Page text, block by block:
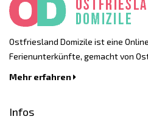
Ostfriesland Domizile ist eine
Ferienunterkünfte, gemacht von
Mehr erfahren
Infos